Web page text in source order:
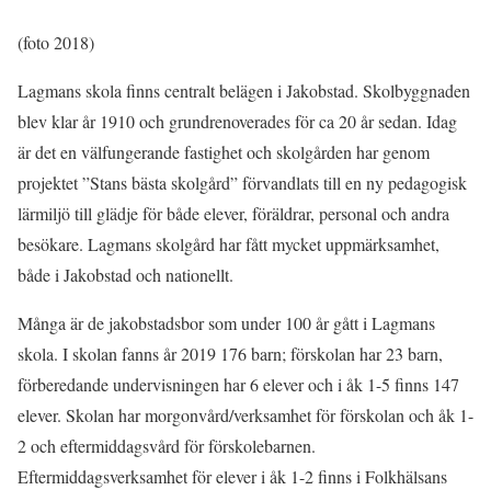
(foto 2018)
Lagmans skola finns centralt belägen i Jakobstad. Skolbyggnaden
blev klar år 1910 och grundrenoverades för ca 20 år sedan. Idag
är det en välfungerande fastighet och skolgården har genom
projektet ”Stans bästa skolgård” förvandlats till en ny pedagogisk
lärmiljö till glädje för både elever, föräldrar, personal och andra
besökare. Lagmans skolgård har fått mycket uppmärksamhet,
både i Jakobstad och nationellt.
Många är de jakobstadsbor som under 100 år gått i Lagmans
skola. I skolan fanns år 2019 176 barn; förskolan har 23 barn,
förberedande undervisningen har 6 elever och i åk 1-5 finns 147
elever. Skolan har morgonvård/verksamhet för förskolan och åk 1-
2 och eftermiddagsvård för förskolebarnen.
Eftermiddagsverksamhet för elever i åk 1-2 finns i Folkhälsans